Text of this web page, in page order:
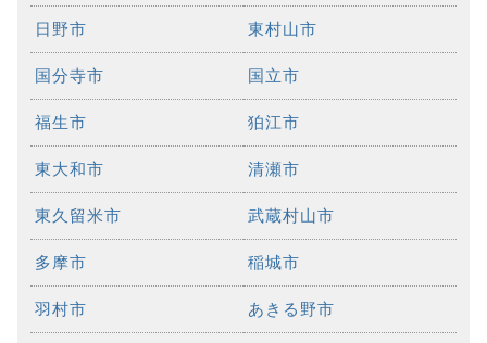
日野市 東村山市
国分寺市 国立市
福生市 狛江市
東大和市 清瀬市
東久留米市 武蔵村山市
多摩市 稲城市
羽村市 あきる野市